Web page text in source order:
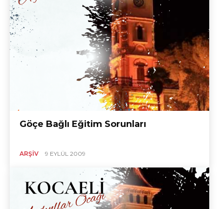
Göçe Bağlı Eğitim Sorunları
ARŞIV 9 EYLÜL 2009